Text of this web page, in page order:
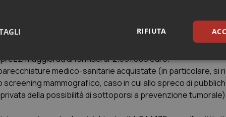
pubblica hanno invece un importo di danni richiesti
di medici in rapporto di esclusività con l’azienda ha un
maggiorati di farmaci di 2.591.689 euro.
medico-sanitarie acquistate (in particolare, si
mammografico, caso in cui allo spreco di
della possibilità di sottoporsi a prevenzione
RIFIUTA
Statistici